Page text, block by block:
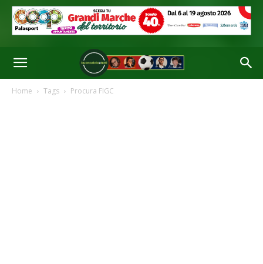
Home Tags Procura FIGC